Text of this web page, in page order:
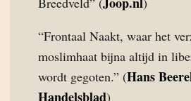
“Frontaal Naakt, waar het
moslimhaat bijna altijd in
wordt gegoten.” (Hans
Handelsblad)